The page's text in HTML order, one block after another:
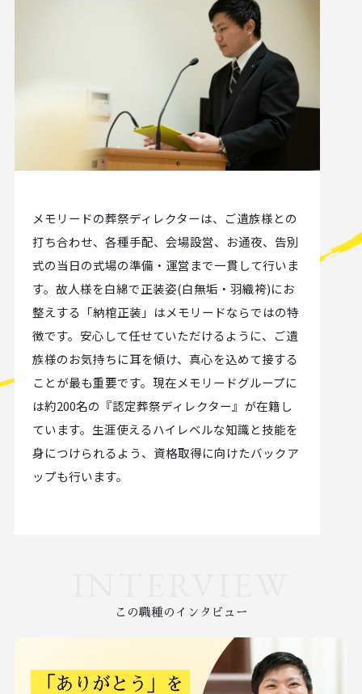
メモリードの葬祭ディレクターは、ご遺族様との
打ち合わせ、各種手配、会場設営、お通夜、告別
式の当日の式場の準備・運営まで一貫して行いま
す。故人様を白綿で正装姿(白無垢・羽織袴)にお
整えする「納棺正装」はメモリードならではの特
徴です。安心して任せていただけるように、ご遺
族様のお気持ちに耳を傾け、真心を込めて接する
ことが最も重要です。現在メモリードグループに
は約200名の『認定葬祭ディレクター』が在籍し
ています。生涯使えるハイレベルな知識と技能を
身につけられるよう、資格取得に向けたバックア
ップも行います。
この職種のインタビュー